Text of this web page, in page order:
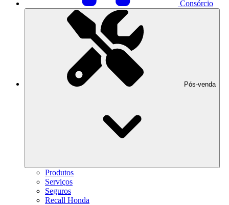
Consórcio
Pós-venda
Produtos
Serviços
Seguros
Recall Honda